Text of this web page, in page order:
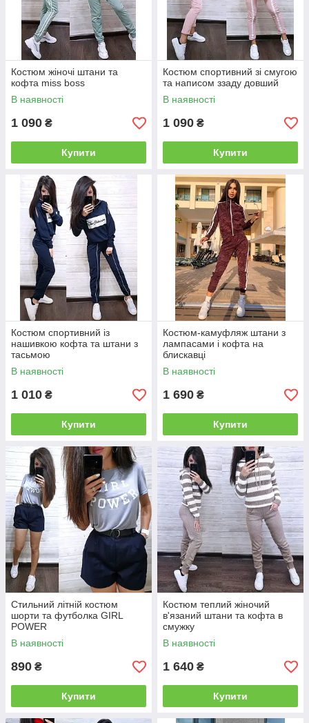
Костюм жіночі штани та
кофта miss boss
В наявності
1 090 ₴
Купити
Костюм спортивний зі смугою
та написом ззаду довший
В наявності
1 090 ₴
Купити
Костюм спортивний із
нашивкою кофта та штани з
тасьмою
В наявності
1 010 ₴
Купити
Костюм-камуфляж штани з
лампасами і кофта на
блискавці
В наявності
1 690 ₴
Купити
Стильний літній костюм
шорти та футболка GIRL
POWER
В наявності
890 ₴
Купити
Костюм теплий жіночий
в'язаний штани та кофта в
смужку
В наявності
1 640 ₴
Купити